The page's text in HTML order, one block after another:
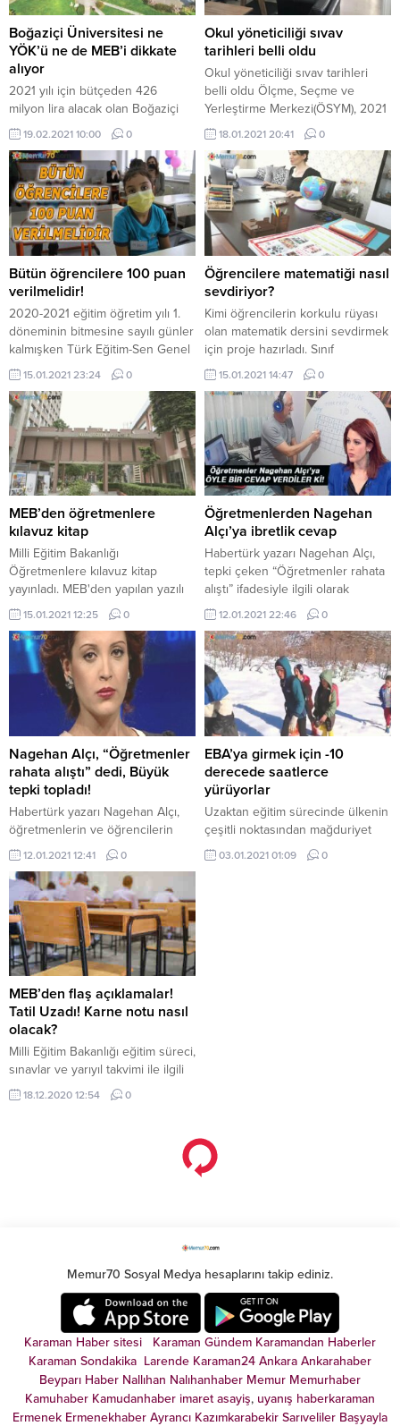
Boğaziçi Üniversitesi ne
YÖK’ü ne de MEB’i dikkate
alıyor
2021 yılı için bütçeden 426
milyon lira alacak olan Boğaziçi
Üniversitesi devlet üniversitesi
olmasına karşın ne YÖK'ü ne
Ulusal Eğitim Bakanlığı ...
19.02.2021 10:00 0
Okul yöneticiliği sıvav
tarihleri belli oldu
Okul yöneticiliği sıvav tarihleri
belli oldu Ölçme, Seçme ve
Yerleştirme Merkezi(ÖSYM), 2021
yılı MEB Eğitim Kurumlarına
Yönetici Seçme(EKYS) sınav
takvimini açıkladı. Ölçme, Seçme
ve Yerleştirme Merkezi(ÖSYM),
2021 yılı Eğitim Kurumlarına
Yönetici Seçme(EKYS) sınav
takvimini açıkladı. Takvime göre
MEB’de görev yapan
öğretmenlerden müdür veya
müdür yardımcısı olmak
isteyenler bu sınava girebilecek....
18.01.2021 20:41 0
Bütün öğrencilere 100 puan
verilmelidir!
2020-2021 eğitim öğretim yılı 1.
döneminin bitmesine sayılı günler
kalmışken Türk Eğitim-Sen Genel
Başkanı Talip Geylan açıklama
yaptı. Türk Eğitim-Sen Genel
Başkanı Geylan: “Tüm
öğrencilerimize 100 puan
verilmelidir” dedi. İşte detaylar
Türk Eğitim-Sen Genel Başkanı
Talip Geylan, Milli Eğitim
Bakanlığının ders etkinliklerine
katılıma göre kanaat notu
verileceği açıklamasına ilişkin,
“Bu...
15.01.2021 23:24 0
Öğrencilere matematiği nasıl
sevdiriyor?
Kimi öğrencilerin korkulu rüyası
olan matematik dersini sevdirmek
için proje hazırladı. Sınıf
öğretmeni Hanım Bilen,
‘Matematikçe Öğreniyorum ...
15.01.2021 14:47 0
MEB’den öğretmenlere
kılavuz kitap
Milli Eğitim Bakanlığı
Öğretmenlere kılavuz kitap
yayınladı. MEB'den yapılan yazılı
açıklamaya göre; öğrencilerin
tasarlayarak üretebildiği TBA ...
15.01.2021 12:25 0
Öğretmenlerden Nagehan
Alçı’ya ibretlik cevap
Habertürk yazarı Nagehan Alçı,
tepki çeken “Öğretmenler rahata
alıştı” ifadesiyle ilgili olarak
açıklama yaptı. Kendi annesi ve
kayınvalidesinin de emekli
öğretmen olduğunu belirten Alçı,
Benim için öğretmenlerimiz çok
kıymetlidir. Öğretmenlerin
yaşadıkları sıkıntıların, çektikleri
zorlukların, verdikleri emeklerin
yakın şahidiyim” dedi. Ancak bu
açıklama öğretmenlerin tepkisini
dindirmedi. Özden Yıldırım
öğretmen Nagehan Hanım...
12.01.2021 22:46 0
Nagehan Alçı, “Öğretmenler
rahata alıştı” dedi, Büyük
tepki topladı!
Habertürk yazarı Nagehan Alçı,
öğretmenlerin ve öğrencilerin
okulsuzluğa ve rahata alıştığını
iddia ederek, yazısında "Okulları
kapalı tutarak ...
12.01.2021 12:41 0
EBA’ya girmek için -10
derecede saatlerce
yürüyorlar
Uzaktan eğitim sürecinde ülkenin
çeşitli noktasından mağduriyet
haberleri gelmeye devam ediyor.
Siirt'in Pervari ilçesine bağlı
03.01.2021 01:09 0
MEB’den flaş açıklamalar!
Tatil Uzadı! Karne notu nasıl
olacak?
Milli Eğitim Bakanlığı eğitim süreci,
sınavlar ve yarıyıl takvimi ile ilgili
açıklama yaptı. Bakanlığın
açıklamasına göre 22 Ocak’a
18.12.2020 12:54 0
Memur70 Sosyal Medya hesaplarını takip ediniz.
Karaman Haber sitesi Karaman Gündem Karamandan Haberler
Karaman Sondakika Larende Karaman24 Ankara Ankarahaber
Beyparı Haber Nallıhan Nalıhanhaber Memur Memurhaber
Kamuhaber Kamudanhaber imaret asayiş, uyanış haberkaraman
Ermenek Ermenekhaber Ayrancı Kazımkarabekir Sarıveliler Başyayla